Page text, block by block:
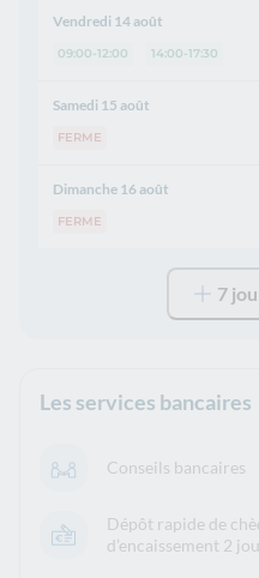
Vendredi 14 août
09:00-12:00 14:00-17:30
Samedi 15 août
FERME
Dimanche 16 août
FERME
7
Les services bancaires
Conseils bancaires
Dépôt rapide de
d’encaissement 2